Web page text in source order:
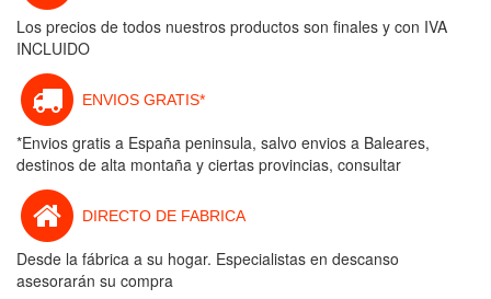
Los precios de todos nuestros productos son finales y con IVA
INCLUIDO
ENVIOS GRATIS*
*Envios gratis a España peninsula, salvo envios a Baleares,
destinos de alta montaña y ciertas provincias, consultar
DIRECTO DE FABRICA
Desde la fábrica a su hogar. Especialistas en descanso
asesorarán su compra